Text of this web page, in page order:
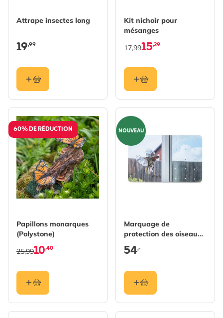
Attrape insectes long
19,99
Kit nichoir pour
mésanges
15,29
17,99
60% DE RÉDUCTION
Papillons monarques
(Polystone)
10,40
25,99
NOUVEAU
Marquage de
protection des oiseaux
SEEN Elements 25m
54,-